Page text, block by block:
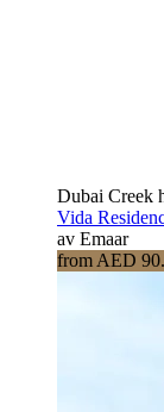
Dubai Creek
Vida
av Emaar
from AED